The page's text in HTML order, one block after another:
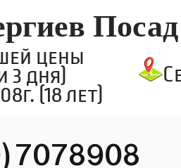
Посад
цены
3 дня)
(18 лет)